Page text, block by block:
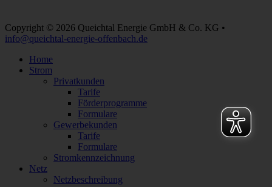
Copyright © 2026 Queichtal Energie GmbH & Co. KG •
info@queichtal-energie-offenbach.de
Home
Strom
Privatkunden
Tarife
Förderprogramme
Formulare
Gewerbekunden
Tarife
Formulare
Stromkennzeichnung
Netz
Netzbeschreibung